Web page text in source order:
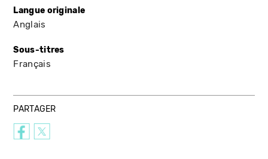
Langue originale
Anglais
Sous-titres
Français
PARTAGER